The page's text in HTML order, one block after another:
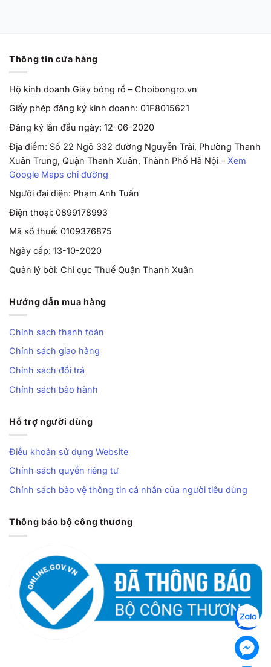
Thông tin cửa hàng
Hộ kinh doanh Giày bóng rổ – Choibongro.vn
Giấy phép đăng ký kinh doanh: 01F8015621
Đăng ký lần đầu ngày: 12-06-2020
Địa điểm: Số 22 Ngõ 332 đường Nguyễn Trãi, Phường Thanh
Xuân Trung, Quận Thanh Xuân, Thành Phố Hà Nội – Xem
Google Maps chỉ đường
Người đại diện: Phạm Anh Tuấn
Điện thoại: 0899178993
Mã số thuế: 0109376875
Ngày cấp: 13-10-2020
Quản lý bởi: Chi cục Thuế Quận Thanh Xuân
Hướng dẫn mua hàng
Chính sách thanh toán
Chính sách giao hàng
Chính sách đổi trả
Chính sách bảo hành
Hỗ trợ người dùng
Điều khoản sử dụng Website
Chính sách quyền riêng tư
Chính sách bảo vệ thông tin cá nhân của người tiêu dùng
Thông báo bộ công thương